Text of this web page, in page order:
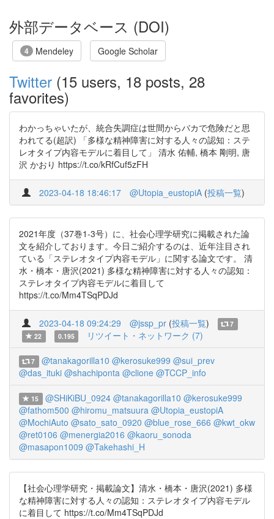
外部データベース (DOI)
4 Mendeley Google Scholar
Twitter (15 users, 18 posts, 28
favorites)
わかっちゃいたが、統合失調症は世間からバカで危険だと思
われてる(超訳) 「多様な精神障害に対する人々の認知：ステ
レオタイプ内容モデルに着目して」 清水 佑輔, 橋本 剛明, 唐
沢 かおり https://t.co/kRfCuf5zFH
2023-04-18 18:46:17 @Utopia_eustopiA (投稿一覧)
2021年度（37巻1-3号）に、社会心理学研究に掲載された論
文を紹介しております。今日ご紹介するのは、近年注目され
ている「ステレオタイプ内容モデル」に関する論文です。 清
水・橋本・唐沢(2021) 多様な精神障害に対する人々の認知：
ステレオタイプ内容モデルに着目して
https://t.co/Mm4TSqPDJd
2023-04-18 09:24:29 @jssp_pr (投稿一覧)
7
22
0.195 リツイート・ネットワーク (7)
7 @tanakagorilla10 @kerosuke999 @sui_prev
@das_ituki @shachiponta @clione @TCCP_info
15 @SHiKiBU_0924 @tanakagorilla10 @kerosuke999
@fathom500 @hiromu_matsuura @Utopia_eustopiA
@MochiAuto @sato_sato_0920 @blue_rose_666 @kwt_okw
@ret0106 @menergia2016 @kaoru_sonoda
@masapon1009 @Takehashi_H
【社会心理学研究・掲載論文】清水・橋本・唐沢(2021) 多様
な精神障害に対する人々の認知：ステレオタイプ内容モデル
に着目して https://t.co/Mm4TSqPDJd